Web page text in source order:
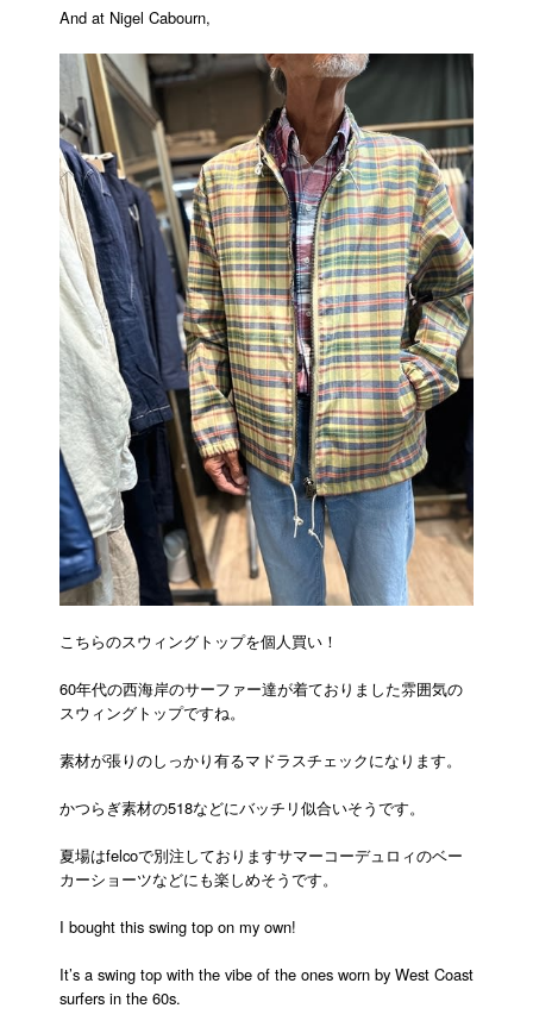
And at Nigel Cabourn,
こちらのスウィングトップを個人買い！
60年代の西海岸のサーファー達が着ておりました雰囲気の
スウィングトップですね。
素材が張りのしっかり有るマドラスチェックになります。
かつらぎ素材の518などにバッチリ似合いそうです。
夏場はfelcoで別注しておりますサマーコーデュロィのベー
カーショーツなどにも楽しめそうです。
I bought this swing top on my own!
It’s a swing top with the vibe of the ones worn by West Coast
surfers in the 60s.